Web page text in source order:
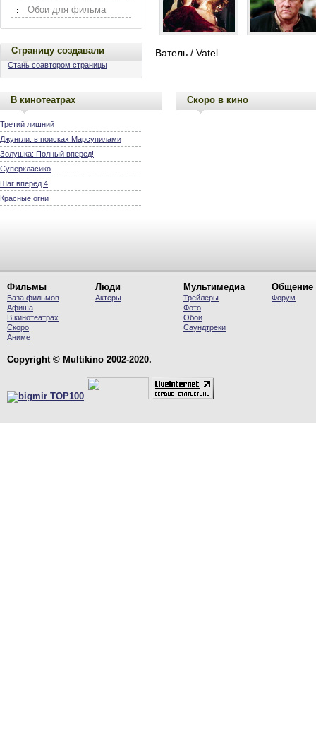
Обои для фильма
Страницу создавали
Стань соавтором страницы
Ватель / Vatel
В кинотеатрах
Третий лишний
Джунгли: в поисках Марсупилами
Золушка: Полный вперед!
Суперкласико
Шаг вперед 4
Красные огни
Скоро в кино
Фильмы
База фильмов
Афиша
В кинотеатрах
Скоро
Аниме
Люди
Актеры
Мультимедиа
Трейлеры
Фото
Обои
Саундтреки
Общение
Форум
Copyright © Multikino 2002-2020.